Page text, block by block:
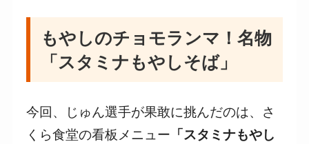
もやしのチョモランマ！名物
「スタミナもやしそば」
今回、じゅん選手が果敢に挑んだのは、さ
くら食堂の看板メニュー 「スタミナもやし